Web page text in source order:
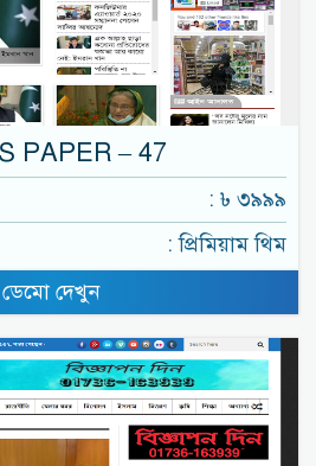
PAPER – 47
: ৳ ৩৯৯৯
: প্রিমিয়াম থিম
ডেমো দেখুন